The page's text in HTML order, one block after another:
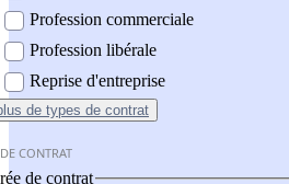
Profession commerciale
Profession libérale
Reprise d'entreprise
de types de contrat
CONTRAT
de contrat